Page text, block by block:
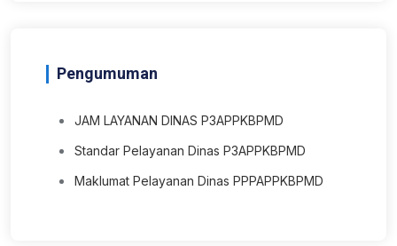
Pengumuman
JAM LAYANAN DINAS P3APPKBPMD
Standar Pelayanan Dinas P3APPKBPMD
Maklumat Pelayanan Dinas PPPAPPKBPMD